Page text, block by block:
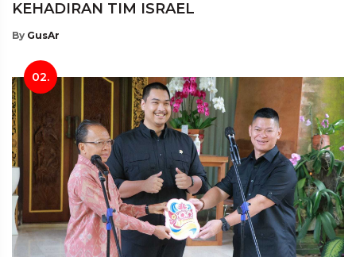
KEHADIRAN TIM ISRAEL
By GusAr
02.